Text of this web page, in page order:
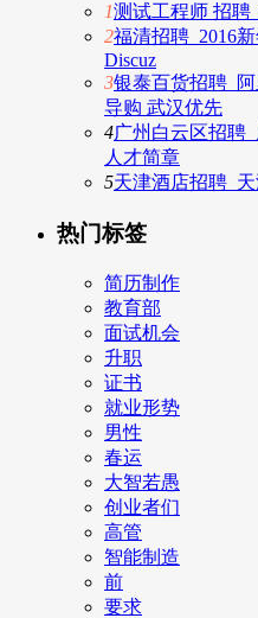
1测试工程师 招聘
2福清招聘_2016
Discuz
3银泰百货招聘_
导购 武汉优先
4广州白云区招聘
人才简章
5天津酒店招聘_
热门标签
简历制作
教育部
面试机会
升职
证书
就业形势
男性
春运
大智若愚
创业者们
高管
智能制造
前
要求